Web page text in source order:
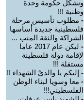
ونشكل حكومة وحدة
وطنية !!!
- مطلوب تأسيس مرحلة
فلسطينية جديدة أساسها
الشراكة والثقة المتب ...
-
ليكن عام 2017 عاما
لإقامة دولة فلسطينة
مستقلة !!!
- إليكم يا والديٌ الشهداء !!
- معا وسويا لبناء الوطن
الفلسطيني!!!